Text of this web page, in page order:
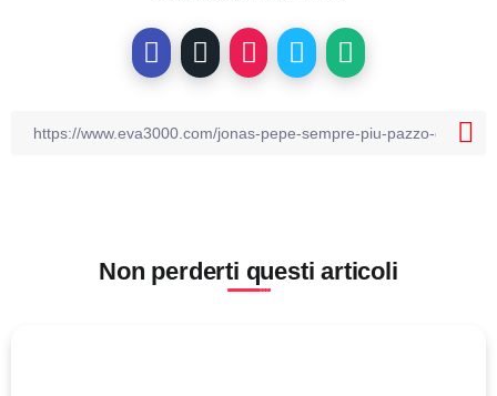
Non perderti questi articoli